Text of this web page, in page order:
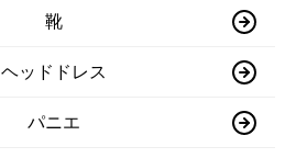
靴
ヘッドドレス
パニエ